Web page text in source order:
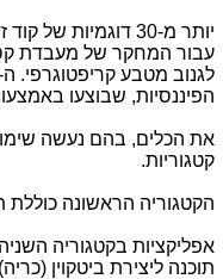
יותר מ-30 דוגמיות
הפיננסיות, שבוצעו
קטגוריות.
הקטגוריה הראשונה כוללת
אפליקציות בקטגוריה
תוכנה ליצירת ביטקוין